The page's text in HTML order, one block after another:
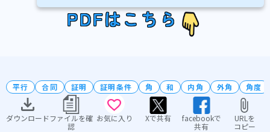
PDFはこちら
平行 合同 証明 証明条件 角 和 内角 外角 角度
ダウンロードファイルを確
認
お気に入り Xで共有
facebookで
共有
URLを
コピー